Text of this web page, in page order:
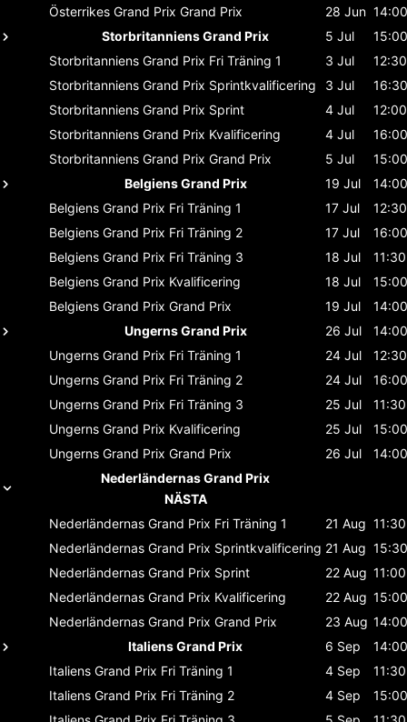
Österrikes Grand Prix Grand Prix 28 Jun 14:00
Storbritanniens Grand Prix
5 Jul
15:00
Storbritanniens Grand Prix Fri Träning 1 3 Jul
12:30
Storbritanniens Grand Prix Sprintkvalificering 3 Jul
16:30
Storbritanniens Grand Prix Sprint 4 Jul
12:00
Storbritanniens Grand Prix Kvalificering 4 Jul
16:00
Storbritanniens Grand Prix Grand Prix 5 Jul
15:00
Belgiens Grand Prix
19 Jul
14:00
Belgiens Grand Prix Fri Träning 1 17 Jul
12:30
Belgiens Grand Prix Fri Träning 2 17 Jul
16:00
Belgiens Grand Prix Fri Träning 3 18 Jul
11:30
Belgiens Grand Prix Kvalificering 18 Jul
15:00
Belgiens Grand Prix Grand Prix 19 Jul
14:00
Ungerns Grand Prix
26 Jul
14:00
Ungerns Grand Prix Fri Träning 1 24 Jul
12:30
Ungerns Grand Prix Fri Träning 2 24 Jul
16:00
Ungerns Grand Prix Fri Träning 3 25 Jul
11:30
Ungerns Grand Prix Kvalificering 25 Jul
15:00
Ungerns Grand Prix Grand Prix 26 Jul
14:00
Nederländernas Grand Prix
NÄSTA
Nederländernas Grand Prix Fri Träning 1 21 Aug 11:30
Nederländernas Grand Prix Sprintkvalificering 21 Aug 15:30
Nederländernas Grand Prix Sprint 22 Aug 11:00
Nederländernas Grand Prix Kvalificering 22 Aug 15:00
Nederländernas Grand Prix Grand Prix 23 Aug 14:00
Italiens Grand Prix
6 Sep
14:00
Italiens Grand Prix Fri Träning 1 4 Sep
11:30
Italiens Grand Prix Fri Träning 2 4 Sep
15:00